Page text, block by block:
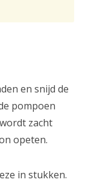
en snijd de
pompoen
zacht
opeten.
in stukken.